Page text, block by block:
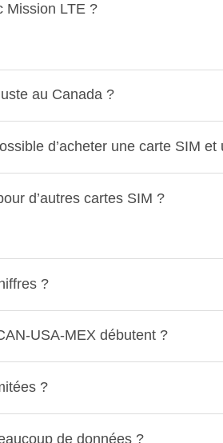
Mission LTE ?
au Canada ?
d’acheter une carte SIM
d’autres cartes SIM ?
?
USA-MEX débutent ?
?
de données ?